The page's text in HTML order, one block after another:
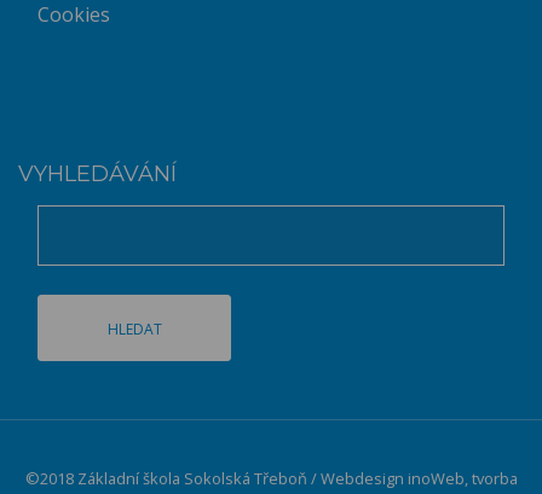
Cookies
VYHLEDÁVÁNÍ
©2018 Základní škola Sokolská Třeboň / Webdesign inoWeb , tvorba